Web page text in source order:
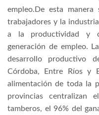
empleo.De esta
trabajadores y la
a la productividad y
generación de empleo.
desarrollo productivo
Córdoba, Entre Ríos y
alimentación de toda la
provincias centralizan
tamberos, el 96% del